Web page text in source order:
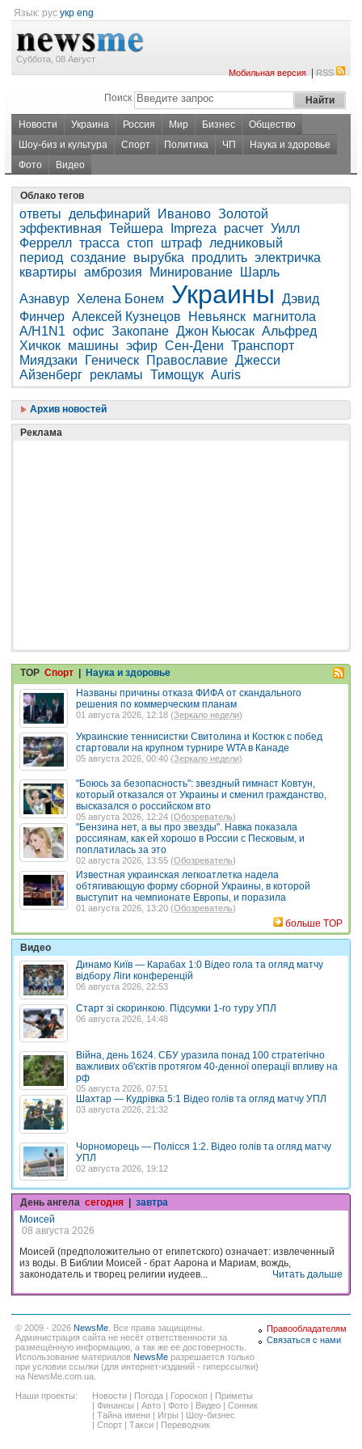
Язык: рус укр eng
Суббота, 08 Август
Мобильная версия|RSS
Поиск
Новости Украина Россия Мир Бизнес
Общество
Шоу-биз и культура
Спорт Политика ЧП
Наука и здоровье
Фото
Видео
Облако тегов
ответы дельфинарий Иваново Золотой
эффективная Тейшера Impreza расчет Уилл
Феррелл трасса стоп штраф ледниковый
период создание вырубка продлить электричка
квартиры амброзия Минирование
Шарль
Азнавур Хелена Бонем Украины
Дэвид
Финчер Алексей Кузнецов Невьянск магнитола
A/H1N1 офис Закопане Джон Кьюсак Альфред
Хичкок машины эфир Сен-Дени Транспорт
Миядзаки
Геническ Православие Джесси
Айзенберг рекламы Тимощук Auris
Архив новостей
Реклама
TOP Спорт
Наука и здоровье
Названы причины отказа ФИФА от скандального
решения по коммерческим планам
01 августа 2026, 12:18 (Зеркало недели)
Украинские теннисистки Свитолина и Костюк с побед
стартовали на крупном турнире WTA в Канаде
05 августа 2026, 00:40 (Зеркало недели)
"Боюсь за безопасность": звездный гимнаст Ковтун,
который отказался от Украины и сменил гражданство,
высказался о российском вто
05 августа 2026, 12:24 (Обозреватель)
"Бензина нет, а вы про звезды". Навка показала
россиянам, как ей хорошо в России с Песковым, и
поплатилась за это
02 августа 2026, 13:55 (Обозреватель)
Известная украинская легкоатлетка надела
обтягивающую форму сборной Украины, в которой
выступит на чемпионате Европы, и поразила
01 августа 2026, 13:20 (Обозреватель)
больше TOP
Видео
Динамо Київ — Карабах 1:0 Відео гола та огляд матчу
відбору Ліги конференцій
06 августа 2026, 22:53
Старт зі скоринкою. Підсумки 1-го туру УПЛ
06 августа 2026, 14:48
Війна, день 1624. СБУ уразила понад 100 стратегічно
важливих об'єктів протягом 40-денної операції впливу на
рф
05 августа 2026, 07:51
Шахтар — Кудрівка 5:1 Відео голів та огляд матчу УПЛ
03 августа 2026, 21:32
Чорноморець — Полісся 1:2. Відео голів та огляд матчу
УПЛ
02 августа 2026, 19:12
День ангела сегодня
завтра
Моисей
08 августа 2026
Моисей (предположительно от египетского) означает: извлеченный
из воды. В Библии Моисей - брат Аарона и Мариам, вождь,
законодатель и творец религии иудеев...
Читать дальше
© 2009 - 2026 NewsMe . Все права защищены.
Администрация сайта не несёт ответственности за
размещённую информацию, а так же ее достоверность.
Использование материалов NewsMe разрешается только
при условии ссылки (для интернет-изданий - гиперссылки)
на NewsMe.com.ua.
Наши проекты:
Новости | Погода | Гороскоп | Приметы
| Финансы | Авто | Фото | Видео | Сонник
| Тайна имени | Игры | Шоу-бизнес
| Спорт | Такси | Переводчик
Правообладателям
Связаться с нами